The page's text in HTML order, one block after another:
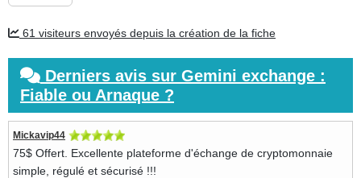
61 visiteurs envoyés depuis la création de la fiche
Derniers avis sur Gemini exchange :
Fiable ou Arnaque ?
Mickavip44
75$ Offert. Excellente plateforme d'échange de cryptomonnaie
simple, régulé et sécurisé !!!